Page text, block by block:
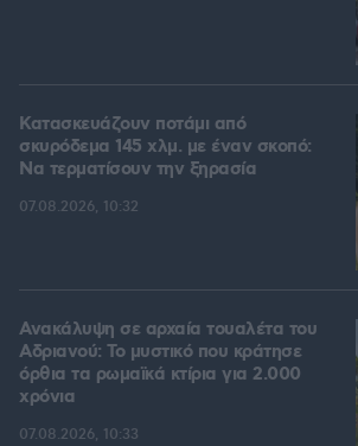
Κατασκευάζουν ποτάμι από
σκυρόδεμα 145 χλμ. με έναν σκοπό:
Να τερματίσουν την ξηρασία
07.08.2026, 10:32
Ανακάλυψη σε αρχαία τουαλέτα του
Αδριανού: Το μυστικό που κράτησε
όρθια τα ρωμαϊκά κτίρια για 2.000
χρόνια
07.08.2026, 10:33